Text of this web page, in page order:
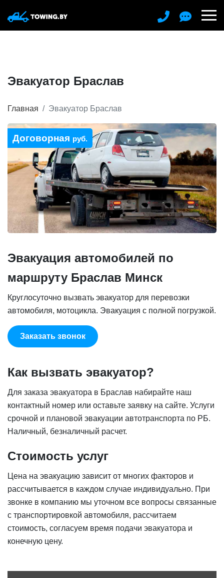
Эвакуатор Браслав
Главная Эвакуатор Браслав
Договорная руб.
Эвакуация автомобилей по
маршруту Браслав Минск
Круглосуточно вызвать эвакуатор для перевозки
автомобиля, мотоцикла. Эвакуация с полной погрузкой.
Заказать звонок
Как вызвать эвакуатор?
Для заказа эвакуатора в Браслав набирайте наш
контактный номер или оставьте заявку на сайте. Услуги
срочной и плановой эвакуации автотранспорта по РБ.
Наличный, безналичный расчет.
Стоимость услуг
Цена на эвакуацию зависит от многих факторов и
рассчитывается в каждом случае индивидуально. При
звонке в компанию мы уточном все вопросы связанные
с транспортировкой автомобиля, рассчитаем
стоимость, согласуем время подачи эвакуатора и
конечную цену.